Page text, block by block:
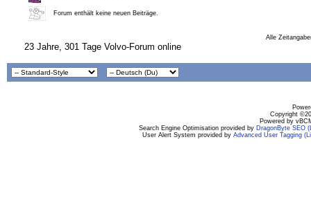
Forum enthält keine neuen Beiträge.
Alle
23 Jahre, 301 Tage Volvo-Forum online
Copyright
Powered by
Search Engine Optimisation provided by DragonByte SEO
User Alert System provided by Advanced User Tagging